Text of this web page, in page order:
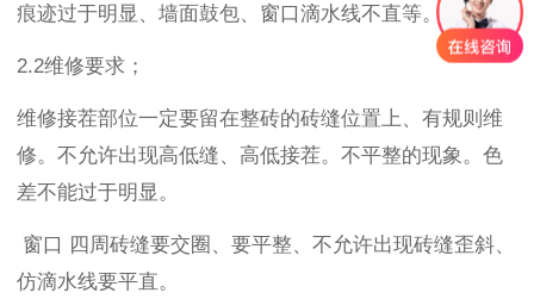
痕迹过于明显、墙面鼓包、窗口滴水线不直等。
2.2维修要求；
维修接茬部位一定要留在整砖的砖缝位置上、有规则维
修。不允许出现高低缝、高低接茬。不平整的现象。色
差不能过于明显。
窗口 四周砖缝要交圈、要平整、不允许出现砖缝歪斜、
仿滴水线要平直。